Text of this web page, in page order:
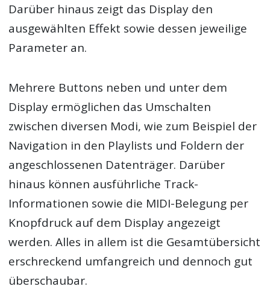
Darüber hinaus zeigt das Display den
ausgewählten Effekt sowie dessen jeweilige
Parameter an.
Mehrere Buttons neben und unter dem
Display ermöglichen das Umschalten
zwischen diversen Modi, wie zum Beispiel der
Navigation in den Playlists und Foldern der
angeschlossenen Datenträger. Darüber
hinaus können ausführliche Track-
Informationen sowie die MIDI-Belegung per
Knopfdruck auf dem Display angezeigt
werden. Alles in allem ist die Gesamtübersicht
erschreckend umfangreich und dennoch gut
überschaubar.